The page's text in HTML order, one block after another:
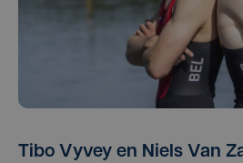
Tibo Vyvey en Niels Van